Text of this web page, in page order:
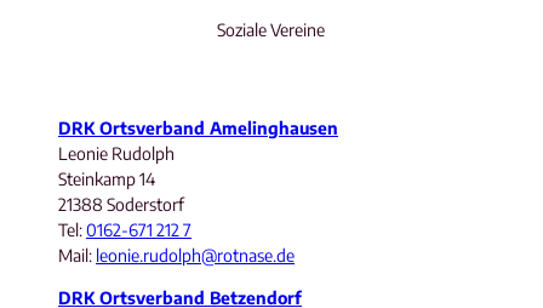
Soziale Vereine
DRK Ortsverband Amelinghausen
Leonie Rudolph
Steinkamp 14
21388 Soderstorf
Tel:0162-671 212 7
Mail: leonie.rudolph@rotnase.de
DRK Ortsverband Betzendorf